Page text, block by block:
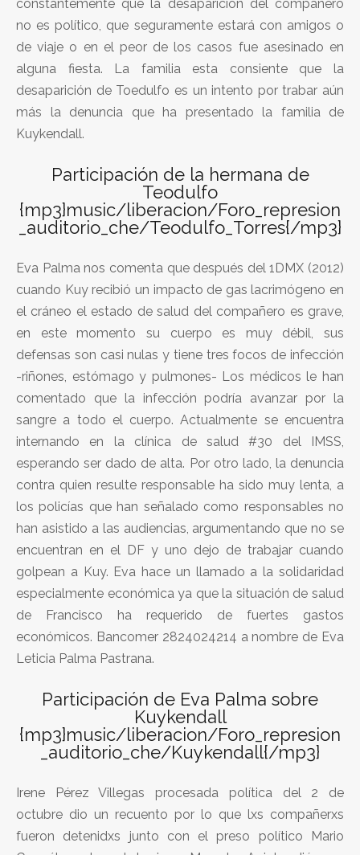
constantemente que la desaparición del compañero
no es político, que seguramente estará con amigos o
de viaje o en el peor de los casos fue asesinado en
alguna fiesta. La familia esta consiente que la
desaparición de Toedulfo es un intento por trabar aún
más la denuncia que ha presentado la familia de
Kuykendall.
Participación de la hermana de
Teodulfo
{mp3}music/liberacion/Foro_represion
_auditorio_che/Teodulfo_Torres{/mp3}
Eva Palma nos comenta que después del 1DMX (2012)
cuando Kuy recibió un impacto de gas lacrimógeno en
el cráneo el estado de salud del compañero es grave,
en este momento su cuerpo es muy débil, sus
defensas son casi nulas y tiene tres focos de infección
-riñones, estómago y pulmones- Los médicos le han
comentado que la infección podría avanzar por la
sangre a todo el cuerpo. Actualmente se encuentra
internando en la clínica de salud #30 del IMSS,
esperando ser dado de alta. Por otro lado, la denuncia
contra quien resulte responsable ha sido muy lenta, a
los policías que han señalado como responsables no
han asistido a las audiencias, argumentando que no se
encuentran en el DF y uno dejo de trabajar cuando
golpean a Kuy. Eva hace un llamado a la solidaridad
especialmente económica ya que la situación de salud
de Francisco ha requerido de fuertes gastos
económicos. Bancomer 2824024214 a nombre de Eva
Leticia Palma Pastrana.
Participación de Eva Palma sobre
Kuykendall
{mp3}music/liberacion/Foro_represion
_auditorio_che/Kuykendall{/mp3}
Irene Pérez Villegas procesada política del 2 de
octubre dio un recuento por lo que lxs compañerxs
fueron detenidxs junto con el preso político Mario